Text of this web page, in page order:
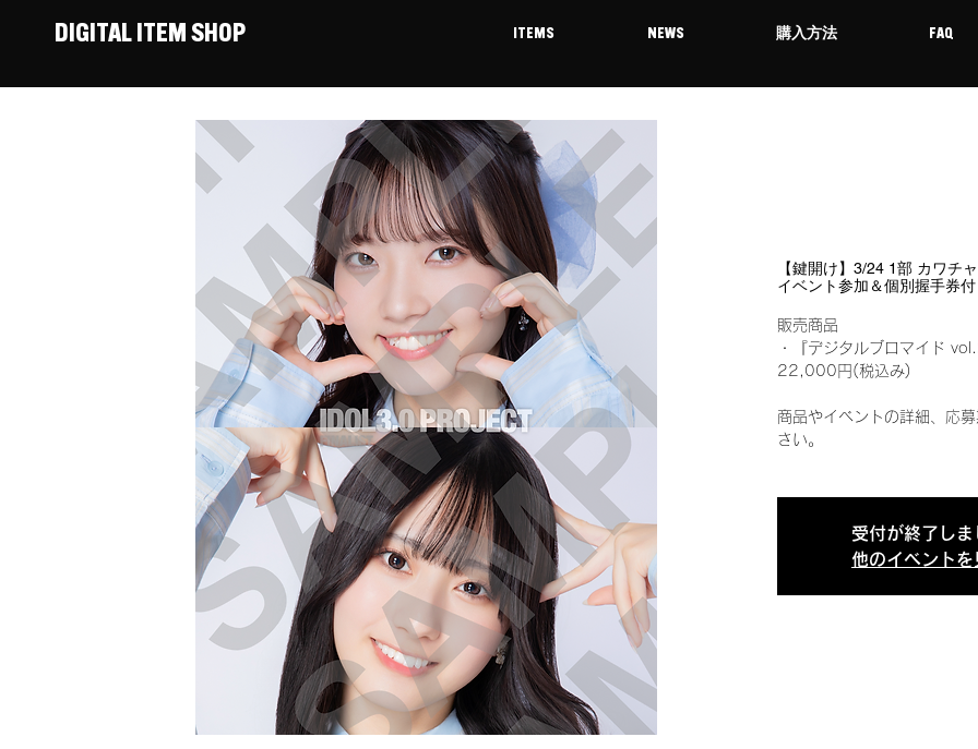
DIGITAL ITEM SHOP ITEMS NEWS 購入方法 FAQ
【鍵開け】3/24 1部 カワチ
イベント参加＆個別握手券付
販売商品
・『デジタルブロマイド
22,000円(税込み)
商品やイベントの詳細、応
さい。
受付が終了しま
他のイベントを